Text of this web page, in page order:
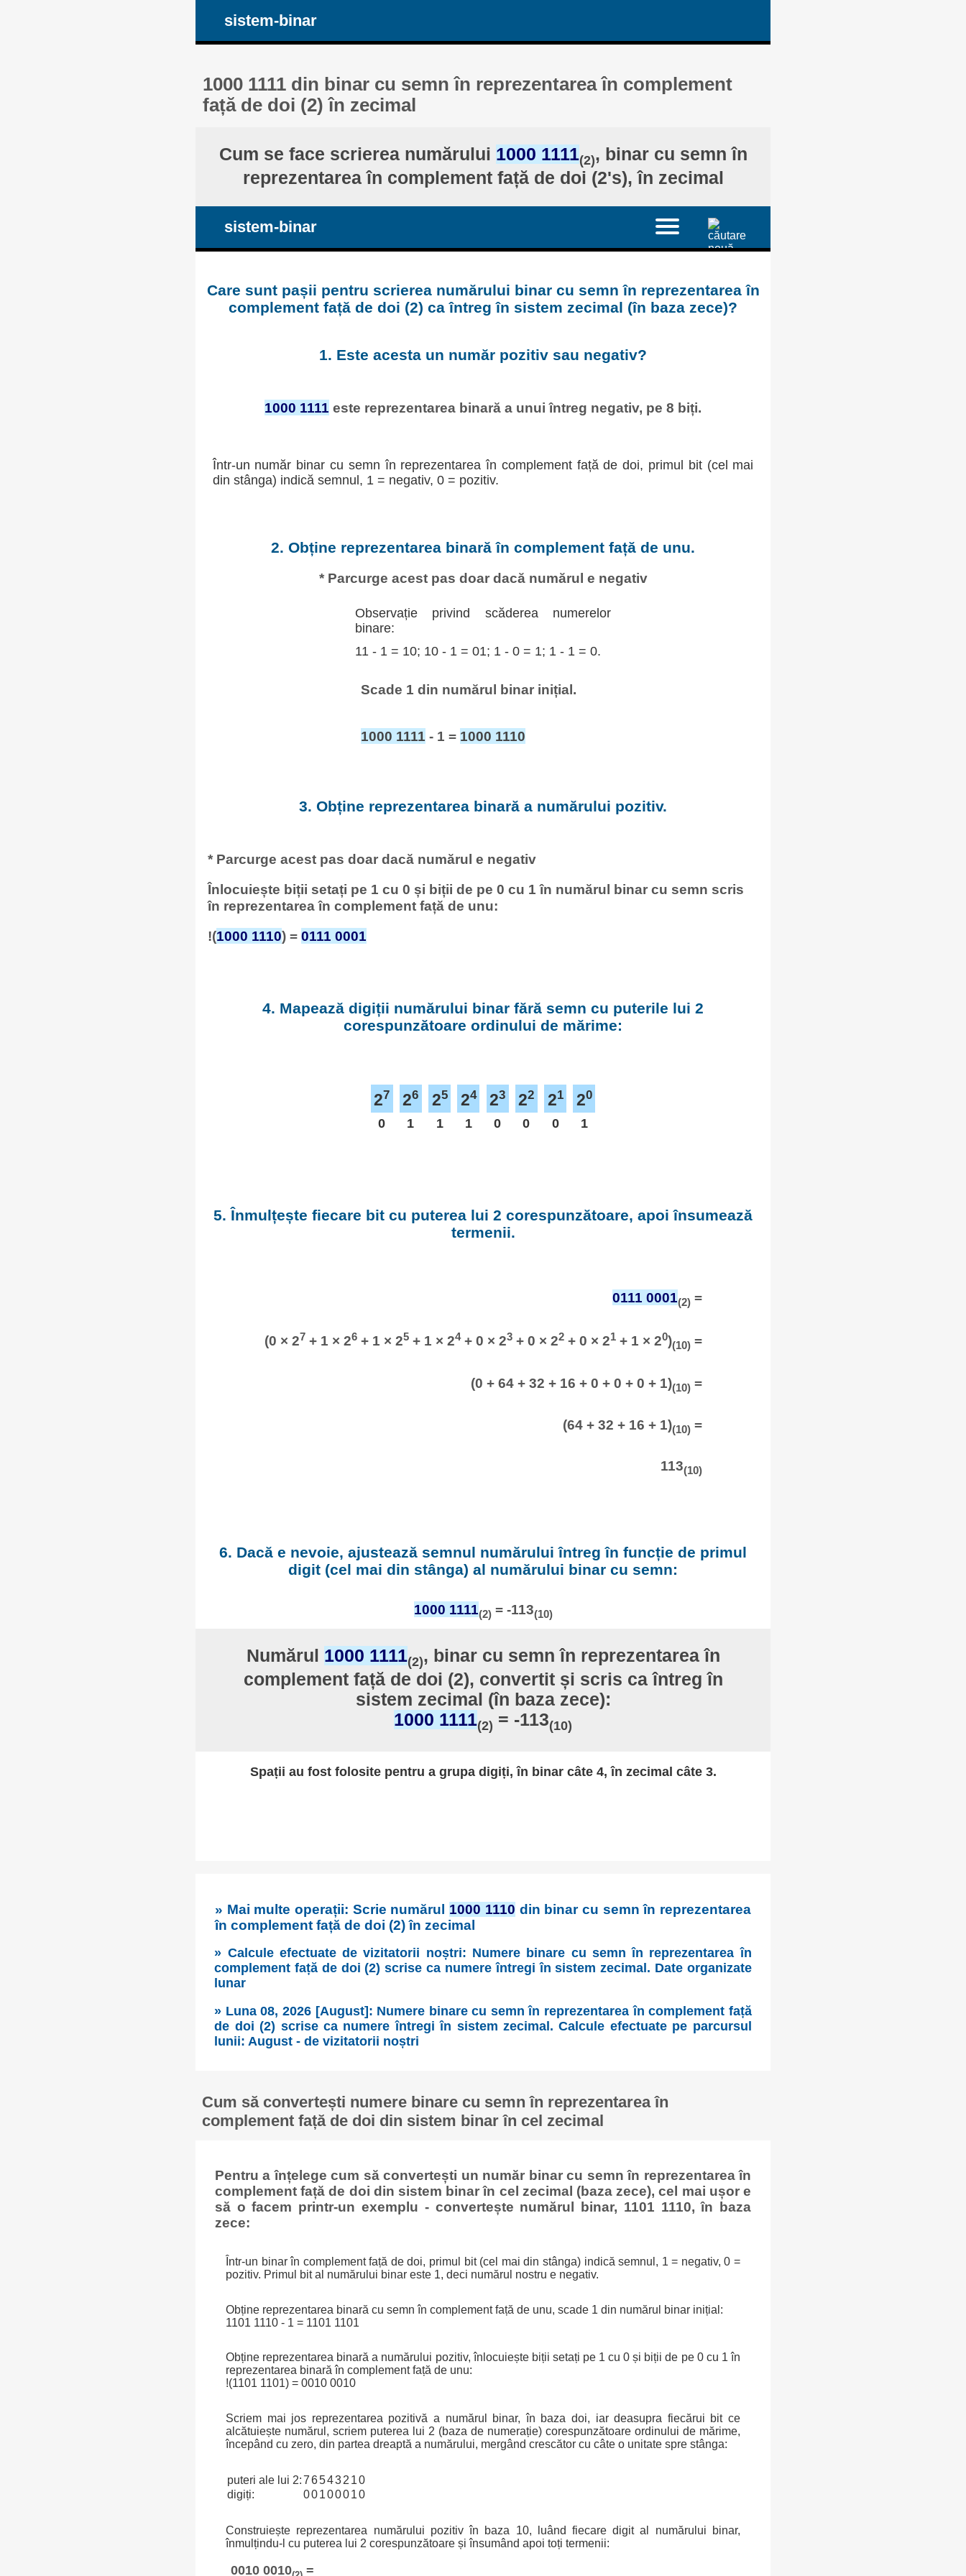
sistem-binar
1000 1111 din binar cu semn în reprezentarea în complement
față de doi (2) în zecimal
Cum se face scrierea numărului 1000 1111(2), binar cu semn în
reprezentarea în complement față de doi (2's), în zecimal
sistem-binar
Care sunt pașii pentru scrierea numărului binar cu semn în reprezentarea în
complement față de doi (2) ca întreg în sistem zecimal (în baza zece)?
1. Este acesta un număr pozitiv sau negativ?
1000 1111 este reprezentarea binară a unui întreg negativ, pe 8 biți.
Într-un număr binar cu semn în reprezentarea în complement față de doi, primul bit (cel mai
din stânga) indică semnul, 1 = negativ, 0 = pozitiv.
2. Obține reprezentarea binară în complement față de unu.
* Parcurge acest pas doar dacă numărul e negativ
Observație privind scăderea numerelor
binare:
11 - 1 = 10; 10 - 1 = 01; 1 - 0 = 1; 1 - 1 = 0.
Scade 1 din numărul binar inițial.
1000 1111 - 1 = 1000 1110
3. Obține reprezentarea binară a numărului pozitiv.
* Parcurge acest pas doar dacă numărul e negativ
Înlocuiește biții setați pe 1 cu 0 și biții de pe 0 cu 1 în numărul binar cu semn scris
în reprezentarea în complement față de unu:
!(1000 1110) = 0111 0001
4. Mapează digiții numărului binar fără semn cu puterile lui 2
corespunzătoare ordinului de mărime:
27
0
26
1
25
1
24
1
23
0
22
0
21
0
20
1
5. Înmulțește fiecare bit cu puterea lui 2 corespunzătoare, apoi însumează
termenii.
0111 0001(2) =
(0 × 27 + 1 × 26+ 1 × 25+ 1 × 24+ 0 × 23+ 0 × 22+ 0 × 21+ 1 × 20)(10)=
(0 + 64 + 32 + 16 + 0 + 0 + 0 + 1)(10) =
(64 + 32 + 16 + 1)(10) =
113(10)
6. Dacă e nevoie, ajustează semnul numărului întreg în funcție de primul
digit (cel mai din stânga) al numărului binar cu semn:
1000 1111(2) = -113(10)
Numărul 1000 1111(2), binar cu semn în reprezentarea în
complement față de doi (2), convertit și scris ca întreg în
sistem zecimal (în baza zece):
1000 1111(2) = -113(10)
Spații au fost folosite pentru a grupa digiți, în binar câte 4, în zecimal câte 3.
» Mai multe operații: Scrie numărul 1000 1110 din binar cu semn în reprezentarea
în complement față de doi (2) în zecimal
» Calcule efectuate de vizitatorii noștri: Numere binare cu semn în reprezentarea în
complement față de doi (2) scrise ca numere întregi în sistem zecimal. Date organizate
lunar
» Luna 08, 2026 [August]: Numere binare cu semn în reprezentarea în complement față
de doi (2) scrise ca numere întregi în sistem zecimal. Calcule efectuate pe parcursul
lunii: August - de vizitatorii noștri
Cum să convertești numere binare cu semn în reprezentarea în
complement față de doi din sistem binar în cel zecimal
Pentru a înțelege cum să convertești un număr binar cu semn în reprezentarea în
complement față de doi din sistem binar în cel zecimal (baza zece), cel mai ușor e
să o facem printr-un exemplu - convertește numărul binar, 1101 1110, în baza
zece:
Într-un binar în complement față de doi, primul bit (cel mai din stânga) indică semnul, 1 = negativ, 0 =
pozitiv. Primul bit al numărului binar este 1, deci numărul nostru e negativ.
Obține reprezentarea binară cu semn în complement față de unu, scade 1 din numărul binar inițial:
1101 1110 - 1 = 1101 1101
Obține reprezentarea binară a numărului pozitiv, înlocuiește biții setați pe 1 cu 0 și biții de pe 0 cu 1 în
reprezentarea binară în complement față de unu:
!(1101 1101) = 0010 0010
Scriem mai jos reprezentarea pozitivă a numărul binar, în baza doi, iar deasupra fiecărui bit ce
alcătuiește numărul, scriem puterea lui 2 (baza de numerație) corespunzătoare ordinului de mărime,
începând cu zero, din partea dreaptă a numărului, mergând crescător cu câte o unitate spre stânga:
puteri ale lui 2:765432 10
digiți:
00100010
Construiește reprezentarea numărului pozitiv în baza 10, luând fiecare digit al numărului binar,
înmulțindu-l cu puterea lui 2 corespunzătoare și însumând apoi toți termenii:
0010 0010 =